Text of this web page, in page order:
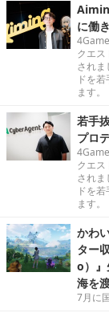
に働
クエ
され
ドを
ます。
若手
プロ
クエ
され
ドを
ます。
かわ
ター
o）』
海を
7月に